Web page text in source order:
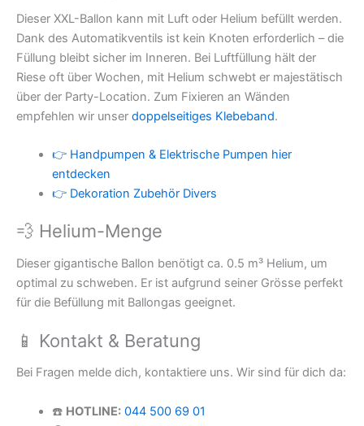
Dieser XXL-Ballon kann mit Luft oder Helium befüllt werden.
Dank des Automatikventils ist kein Knoten erforderlich – die
Füllung bleibt sicher im Inneren. Bei Luftfüllung hält der
Riese oft über Wochen, mit Helium schwebt er majestätisch
über der Party-Location. Zum Fixieren an Wänden
empfehlen wir unser doppelseitiges Klebeband.
👉 Handpumpen & Elektrische Pumpen hier
entdecken
👉 Dekoration Zubehör Divers
💨 Helium-Menge
Dieser gigantische Ballon benötigt ca. 0.5 m³ Helium, um
optimal zu schweben. Er ist aufgrund seiner Grösse perfekt
für die Befüllung mit Ballongas geeignet.
📱 Kontakt & Beratung
Bei Fragen melde dich, kontaktiere uns. Wir sind für dich da:
☎️ HOTLINE: 044 500 69 01